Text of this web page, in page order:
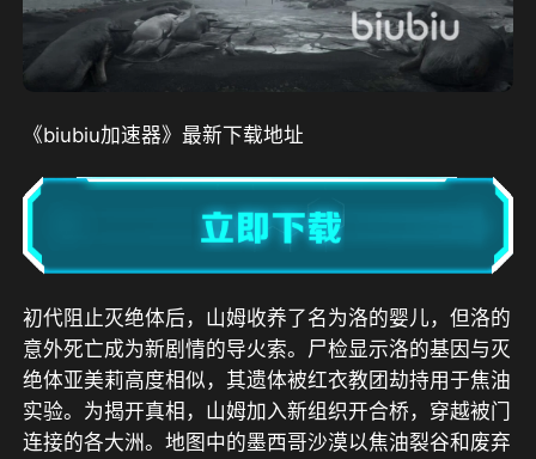
《biubiu加速器》最新下载地址
初代阻止灭绝体后，山姆收养了名为洛的婴儿，但洛的
意外死亡成为新剧情的导火索。尸检显示洛的基因与灭
绝体亚美莉高度相似，其遗体被红衣教团劫持用于焦油
实验。为揭开真相，山姆加入新组织开合桥，穿越被门
连接的各大洲。地图中的墨西哥沙漠以焦油裂谷和废弃